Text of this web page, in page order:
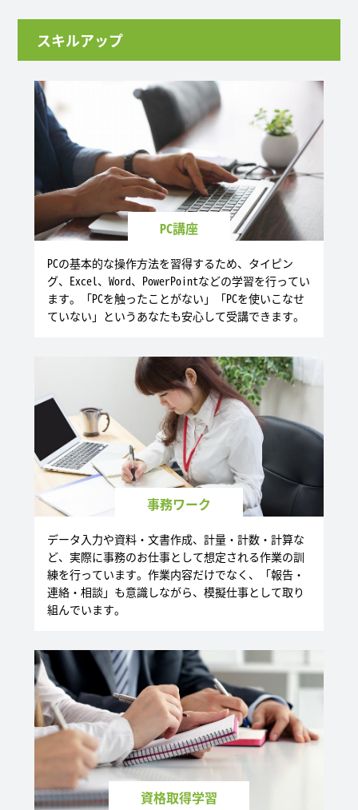
スキルアップ
PC講座
PCの基本的な操作方法を習得するため、タイピン
グ、Excel、Word、PowerPointなどの学習を行ってい
ます。「PCを触ったことがない」「PCを使いこなせ
ていない」というあなたも安心して受講できます。
事務ワーク
データ入力や資料・文書作成、計量・計数・計算な
ど、実際に事務のお仕事として想定される作業の訓
練を行っています。作業内容だけでなく、「報告・
連絡・相談」も意識しながら、模擬仕事として取り
組んでいます。
資格取得学習